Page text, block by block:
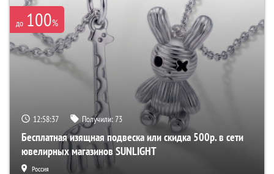
до 100%
12:58:36 Получили:73
Бесплатная изящная подвеска или скидка 500р. в сети
ювелирных магазинов SUNLIGHT
Россия